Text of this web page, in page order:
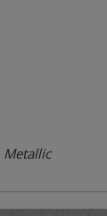
Metallic